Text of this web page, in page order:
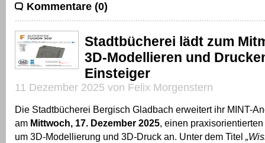
Kommentare (0)
Stadtbücherei lädt zum
3D-Modellieren und
Einsteiger
11 Dezember 2025 von Felix Morgenstern
Die Stadtbücherei Bergisch Gladbach erweitert ihr MINT-
am Mittwoch, 17. Dezember 2025, einen
um 3D-Modellierung und 3D-Druck an. Unter dem Titel